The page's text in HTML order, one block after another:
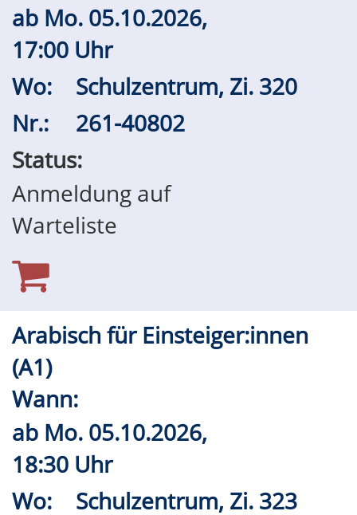
ab Mo. 05.10.2026,
17:00 Uhr
Wo:
Schulzentrum, Zi. 320
Nr.:
261-40802
Status:
Anmeldung auf
Warteliste
Arabisch für Einsteiger:innen
(A1)
Wann:
ab Mo. 05.10.2026,
18:30 Uhr
Wo:
Schulzentrum, Zi. 323